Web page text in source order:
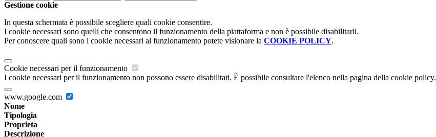
Gestione cookie
In questa schermata è possibile scegliere quali cookie consentire.
I cookie necessari sono quelli che consentono il funzionamento della piattaforma e non è possibile disabilitarli.
Per conoscere quali sono i cookie necessari al funzionamento potete visionare la COOKIE POLICY.
Cookie necessari per il funzionamento
I cookie necessari per il funzionamento non possono essere disabilitati. È possibile consultare l'elenco nella pagina della cookie policy.
www.google.com
Nome
Tipologia
Proprieta
Descrizione